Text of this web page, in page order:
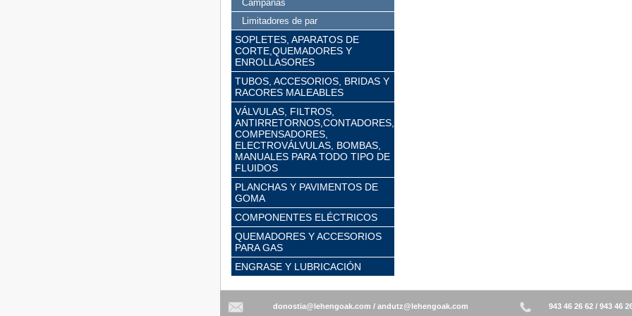
Campanas
Limitadores de par
SOPLETES, APARATOS DE
CORTE,QUEMADORES Y
ENROLLASORES
TUBOS, ACCESORIOS, BRIDAS Y
RACORES MALEABLES
VÁLVULAS, FILTROS,
ANTIRRETORNOS,CONTADORES,
COMPENSADORES,
ELECTROVÁLVULAS, BOMBAS,
MANUALES PARA TODO TIPO DE
FLUIDOS
PLANCHAS Y PAVIMENTOS DE
GOMA
COMPONENTES ELÉCTRICOS
QUEMADORES Y ACCESORIOS
PARA GAS
ENGRASE Y LUBRICACIÓN
/ 943 46 26 62 / 943 46